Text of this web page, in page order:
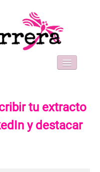
tu extracto
y destacar